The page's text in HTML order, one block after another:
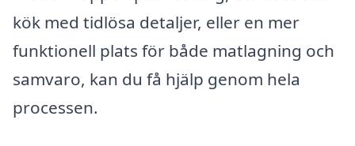
kök med tidlösa detaljer, eller en mer
funktionell plats för både matlagning och
samvaro, kan du få hjälp genom hela
processen.